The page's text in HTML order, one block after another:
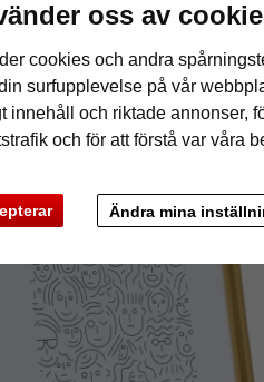
oss av
cookies och andra
surfupplevelse på vår
innehåll och riktade annonser,
och för att förstå var våra
Ändra mina